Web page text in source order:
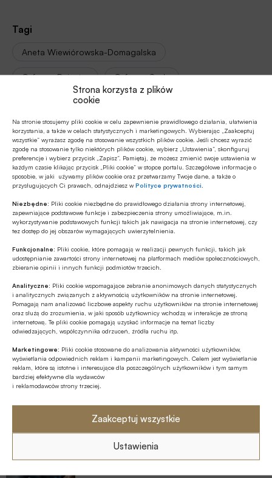
Strona korzysta z plików
cookie
Na stronie stosujemy pliki cookie w celu zapewnienie prawidłowego działania, ułatwienia
korzystania, a także w celach statystycznych i marketingowych. Wybierając „Zaakceptuj
wszystkie” wyrażasz zgodę na stosowanie wszystkich plików cookie. Jeśli chcesz wyrazić
zgodę na stosowanie tylko niektórych plików cookie, wybierz „Ustawienia”, skonfiguruj
preferencje i wybierz przycisk „Zapisz”. Pamiętaj, że możesz zmienić swoje ustawienia w
każdym czasie klikając przycisk „Pliki cookie” w stopce portalu. Szczegółowe informacje o
sposobie, w jaki używamy plików cookie oraz przetwarzamy Twoje dane, a także o
przysługujących Ci prawach, odnajdziesz wPolityce prywatności
Niezbędne: Pliki cookie niezbędne do prawidłowego działania strony internetowej,
zapewniające podstawowe funkcje i zabezpieczenia strony umożliwiające, m.in.
wykorzystywanie podstawowych funkcji takich jak nawigacja na stronie internetowej, czy
tez dostęp do jej obszarów wymagających uwierzytelnienia.
Funkcjonalne: Pliki cookie, które pomagają w realizacji pewnych funkcji, takich jak
udostępnianie zawartości strony internetowej na platformach mediów społecznościowych,
zbieranie opinii i innych funkcji podmiotów trzecich.
Analityczne: Pliki cookie wspomagające zebranie anonimowych danych statystycznych
i analitycznych związanych z aktywnością użytkowników na stronie internetowej.
Pomagają nam analizować liczbowe aspekty ruchu użytkowników na stronie internetowej
oraz służą do zrozumienia, w jaki sposób użytkownicy wchodzą w interakcje ze stroną
internetową. Te pliki cookie pomagają uzyskać informacje na temat liczby
odwiedzających, współczynnika odrzuceń, źródła ruchu itp.
Marketingowe: Pliki cookie stosowane do analizowania aktywności użytkowników,
wyświetlania odpowiednich reklam i kampanii marketingowych. Celem jest wyświetlanie
reklam, które są istotne i interesujące dla poszczególnych użytkowników i tym samym
bardziej efektywne dla wydawców
i reklamodawców strony trzeciej.
Zaakceptuj wszystkie
Ustawienia
Tagi
Aneta Wiewiórowska-Domagalska
Cyfrowe Rejestry Cyfrowe Sądy
Cyfyzacja sądów
Europejski Trybunał Sprawiedliwości / Trybunał
Sprawiedliwości Unii Europejskiej / TSUE
Kongres Prawa Bankowego Kredyty frankowe
Ugody frankowe
Robert Lidke
Źródło
BANK.pl
Polecamy
Z RYNKU FINANSOWEGO
Dla firm łagodniejsze warunki
kredytowania, dla konsumentów niższe